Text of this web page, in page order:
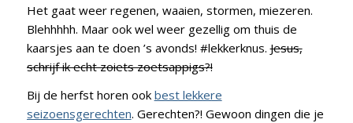
Het gaat weer regenen, waaien, stormen, miezeren.
Blehhhhh. Maar ook wel weer gezellig om thuis de
kaarsjes aan te doen ’s avonds! #lekkerknus.Jesus,
schrijf ik echt zoiets zoetsappigs?!
Bij de herfst horen ook best lekkere
seizoensgerechten. Gerechten?! Gewoon dingen die je